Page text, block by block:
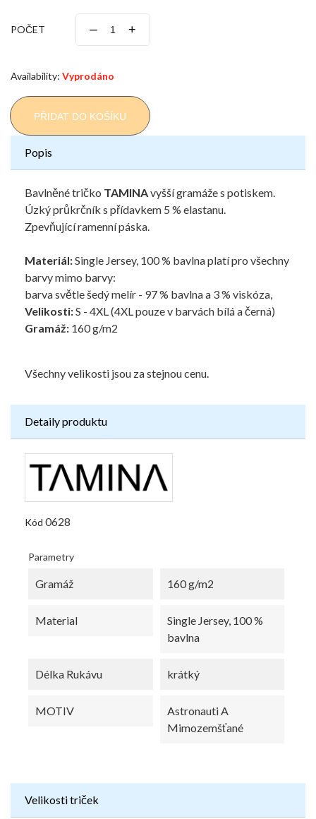
POČET – +
Availability: Vyprodáno
PŘIDAT DO KOŠÍKU
Popis
Bavlněné tričko TAMINAvyšší gramáže s potiskem.
Úzký průkrčník s přídavkem 5 % elastanu.
Zpevňující ramenní páska.
Materiál:Single Jersey, 100 % bavlna platí pro všechny
barvy mimo barvy:
barva světle šedý melír - 97 % bavlna a 3 % viskóza,
Velikosti:S - 4XL (4XL pouze v barvách bílá a černá)
Gramáž: 160 g/m2
Všechny velikosti jsou za stejnou cenu.
Detaily produktu
Kód 0628
Parametry
Gramáž 160 g/m2
Material
Single Jersey, 100 %
bavlna
Délka Rukávu krátký
MOTIV
Astronauti A
Mimozemšťané
Velikosti triček